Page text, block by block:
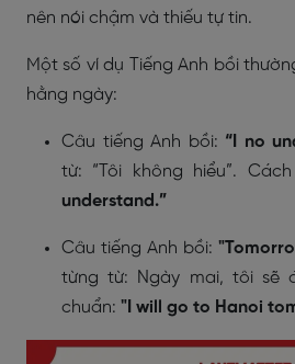
nên nói chậm và thiếu tự tin.
Một số ví dụ Tiếng Anh bồi
hằng ngày:
Câu tiếng Anh bồi: “I no
từ: “Tôi không hiểu”.
understand.”
Câu tiếng Anh bồi:
từng từ: Ngày mai, tôi sẽ
chuẩn: "I will go to Hanoi